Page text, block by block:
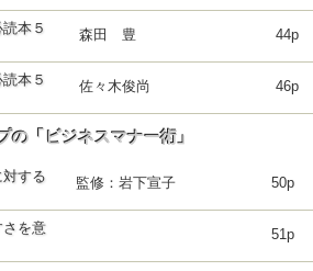
本５
森田 豊 44p
本５
佐々木俊尚 46p
の「ビジネスマナー術」
対する
監修：岩下宣子 50p
さを意
51p